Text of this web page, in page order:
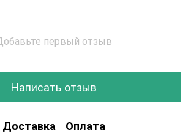
первый отзыв
Написать отзыв
Доставка Оплата